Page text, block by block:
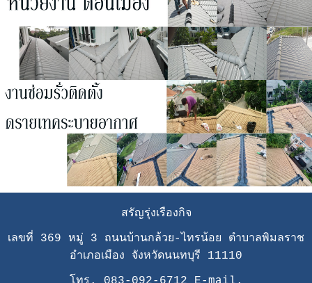
สรัญรุ่งเรืองกิจ
เลขที่ 369 หมู่ 3 ถนนบ้านกล้วย-ไทรน้อย ตำบาลพิมลราช
อำเภอเมือง จังหวัดนนทบุรี 11110